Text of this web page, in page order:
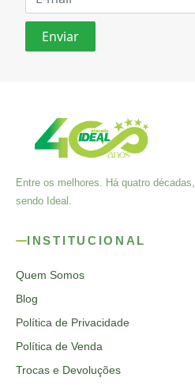
Entre os melhores. Há quatro décadas,
sendo Ideal.
INSTITUCIONAL
Quem Somos
Blog
Política de Privacidade
Política de Venda
Trocas e Devoluções